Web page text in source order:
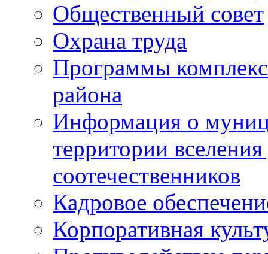
Общественный совет
Охрана труда
Программы
района
Информация о
территории
соотечественников
Кадровое
Корпоративная